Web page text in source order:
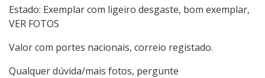
Estado: Exemplar com ligeiro desgaste, bom exemplar,
VER FOTOS
Valor com portes nacionais, correio registado.
Qualquer dúvida/mais fotos, pergunte